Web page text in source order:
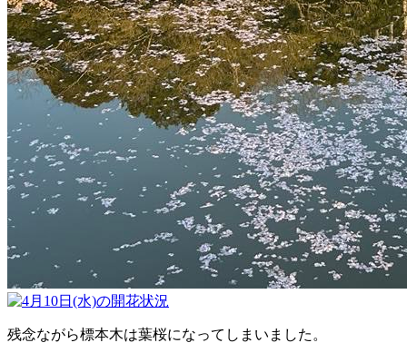
残念ながら標本木は葉桜になってしまいました。